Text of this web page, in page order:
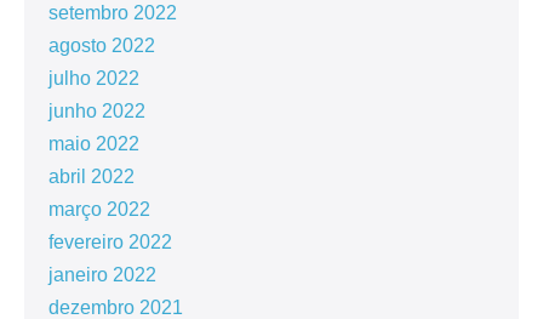
setembro 2022
agosto 2022
julho 2022
junho 2022
maio 2022
abril 2022
março 2022
fevereiro 2022
janeiro 2022
dezembro 2021